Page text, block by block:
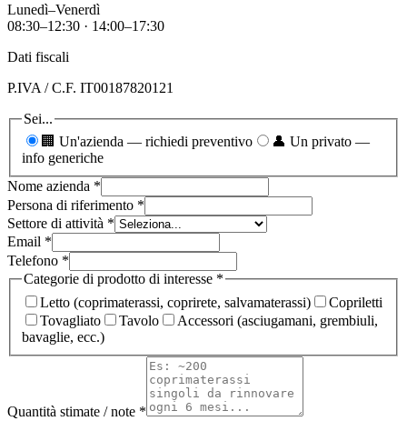
Lunedì–Venerdì
08:30–12:30 · 14:00–17:30
Dati fiscali
P.IVA / C.F. IT00187820121
Sei...
🏢 Un'azienda — richiedi preventivo
👤 Un privato —
info generiche
Nome azienda *
Persona di riferimento *
Settore di attività *
Email *
Telefono *
Categorie di prodotto di interesse *
Letto (coprimaterassi, coprirete, salvamaterassi)
Copriletti
Tovagliato
Tavolo
Accessori (asciugamani, grembiuli,
bavaglie, ecc.)
Quantità stimate / note *